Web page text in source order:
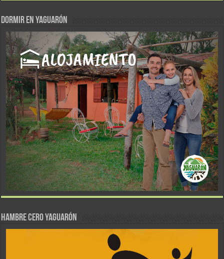
DORMIR EN YAGUARÓN
Hambre Cero Yaguarón